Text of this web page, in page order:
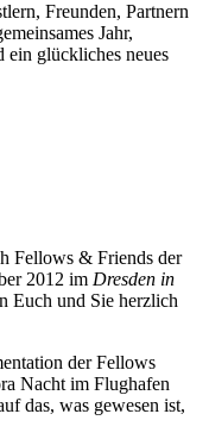
Freunden, Partnern
Jahr,
ein glückliches neues
Fellows & Friends der
2012 im Dresden in
Euch und Sie herzlich
der Fellows
Nacht im Flughafen
das, was gewesen ist,